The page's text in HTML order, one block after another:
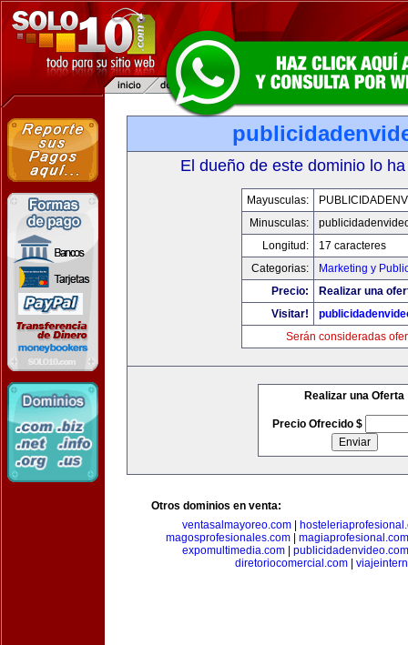
El dueño de este dominio lo
Mayusculas:
Minusculas:
Longitud:
17 caracteres
Categorias:
Marketing y
Precio:
Realizar una
Visitar!
Serán consideradas
Realizar una Oferta
Precio Ofrecido $
Otros dominios en venta:
ventasalmayoreo.com
magosprofesionales.com
magiaprofesional.com
expomultimedia.com
publicidadenvideo.com
diretoriocomercial.com